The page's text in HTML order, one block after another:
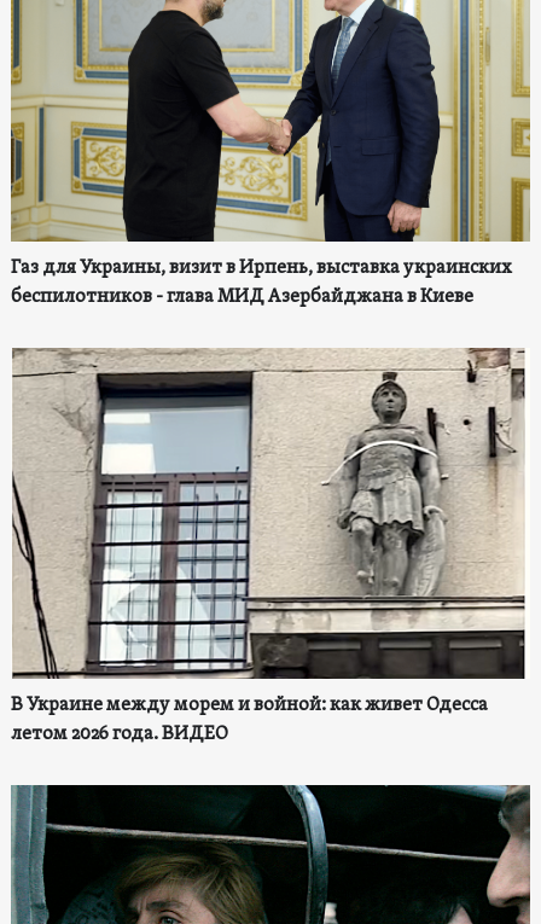
Газ для Украины, визит в Ирпень, выставка украинских
беспилотников - глава МИД Азербайджана в Киеве
В Украине между морем и войной: как живет Одесса
летом 2026 года. ВИДЕО